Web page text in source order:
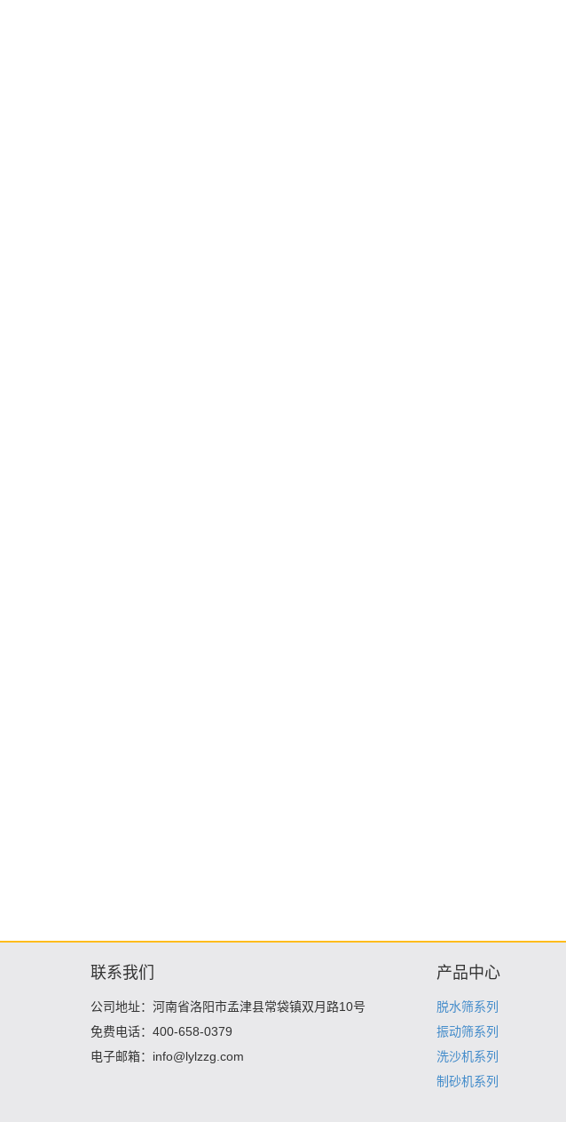
联系我们
公司地址：河南省洛阳市孟津县常袋镇双月路10号
免费电话：400-658-0379
电子邮箱：info@lylzzg.com
产品中心
脱水筛系列
振动筛系列
洗沙机系列
制砂机系列